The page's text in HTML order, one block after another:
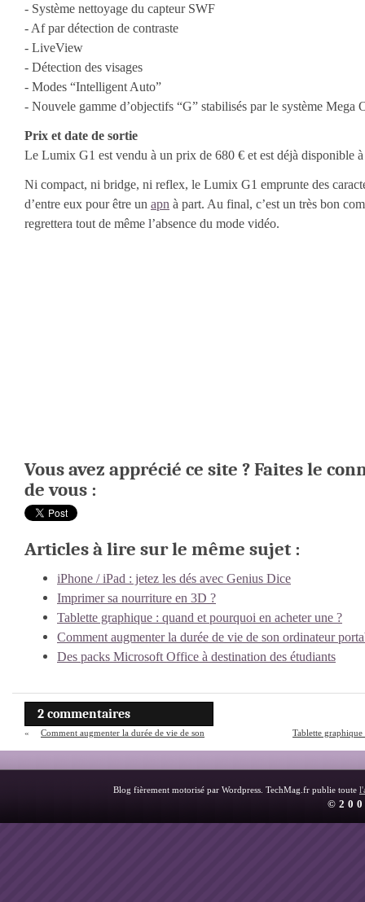
- Système nettoyage du capteur SWF
- Af par détection de contraste
- LiveView
- Détection des visages
- Modes “Intelligent Auto”
- Nouvele gamme d’objectifs “G” stabilisés par le système Mega
Prix et date de sortie
Le Lumix G1 est vendu à un prix de 680 € et est déjà disponible
Ni compact, ni bridge, ni reflex, le Lumix G1 emprunte des
d’entre eux pour être un apn à part. Au final, c’est un très bon
regrettera tout de même l’absence du mode vidéo.
Vous avez apprécié ce site ? Faites le
de vous :
Articles à lire sur le même sujet :
iPhone / iPad : jetez les dés avec Genius Dice
Imprimer sa nourriture en 3D ?
Tablette graphique : quand et pourquoi en acheter une ?
Comment augmenter la durée de vie de son ordinateur
Des packs Microsoft Office à destination des étudiants
2 commentaires
«
Comment augmenter la durée de vie de son
Tablette
Blog fièrement motorisé par Wordpress. TechMag.fr publie toute